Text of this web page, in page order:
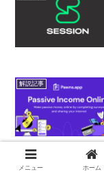
解説記事
メニュー ホーム